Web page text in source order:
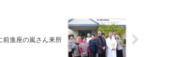
前進座の嵐さん来所